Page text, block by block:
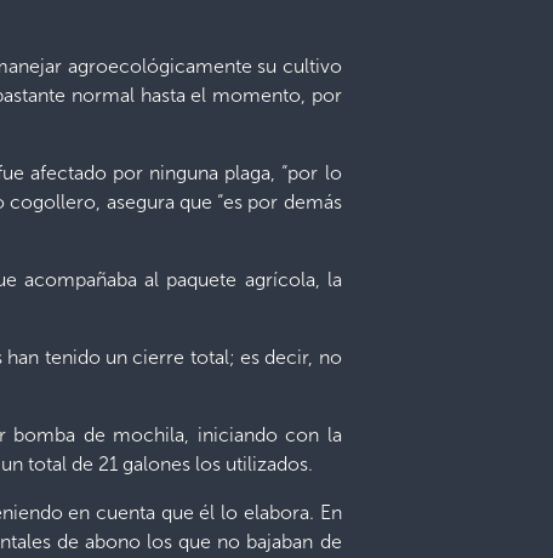
agroecológicamente su cultivo
normal hasta el momento, por
afectado por ninguna plaga, “por lo
asegura que “es por demás
acompañaba al paquete agrícola, la
tenido un cierre total; es decir, no
bomba de mochila, iniciando con la
total de 21 galones los utilizados.
en cuenta que él lo elabora. En
de abono los que no bajaban de